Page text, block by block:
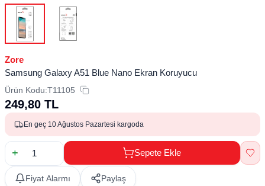
Zore
Samsung Galaxy A51 Blue Nano Ekran Koruyucu
Ürün Kodu:T11105
249,80 TL
En geç 10 Ağustos Pazartesi kargoda
Sepete Ekle
Fiyat Alarmı Paylaş